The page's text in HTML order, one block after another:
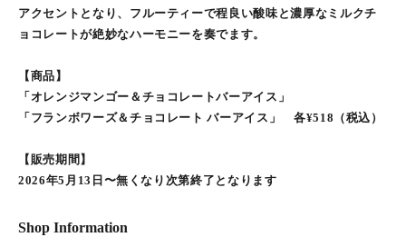
アクセントとなり、フルーティーで程良い酸味と濃厚なミルクチ
ョコレートが絶妙なハーモニーを奏でます。
【商品】
「オレンジマンゴー＆チョコレートバーアイス」
「フランボワーズ＆チョコレート バーアイス」 各¥518（税込）
【販売期間】
2026年5月13日〜無くなり次第終了となります
Shop Information